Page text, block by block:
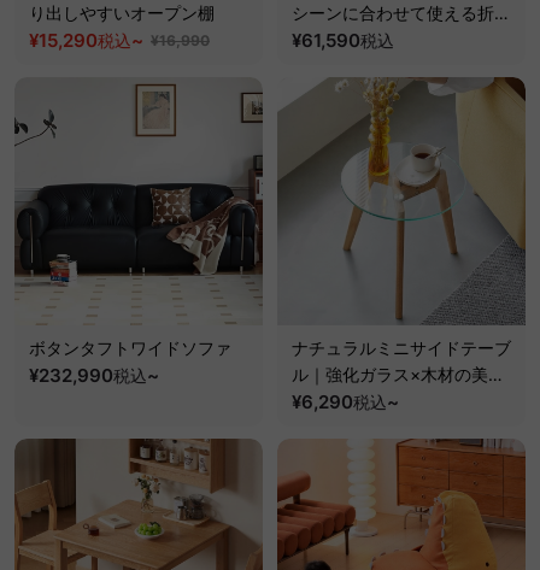
り出しやすいオープン棚
¥15,290税込~ ¥16,990
シーンに合わせて使える折り
たたみ式天板
¥61,590税込
ボタンタフトワイドソファ
¥232,990税込~
ナチュラルミニサイドテーブ
ル｜強化ガラス×木材の美し
く丈夫なつくり
¥6,290税込~